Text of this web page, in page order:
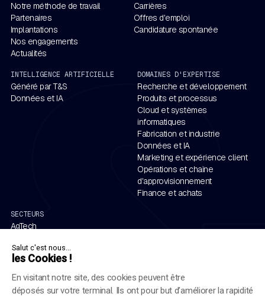
Salut c'est nous...
les Cookies !
En visitant notre site, des cookies peuvent être
déposés sur votre terminal. Ils ont pour but d’améliorer la rapidité
Notre méthode de travail
Partenaires
Implantations
Nos engagements
Actualités
Carrières
Offres d'emploi
Candidature spontanée
INTELLIGENCE ARTIFICIELLE
Généré par T&S
Données et IA
DOMAINES D'EXPERTISE
Recherche et développement
Produits et processus
Cloud et systèmes
informatiques
Fabrication et industrie
Données et IA
Marketing et expérience client
Opérations et chaîne
d'approvisionnement
Finance et achats
SECTEURS
AgTech
Automobile
Énergie
Services financiers
Santé et sciences de la vie
Industrie